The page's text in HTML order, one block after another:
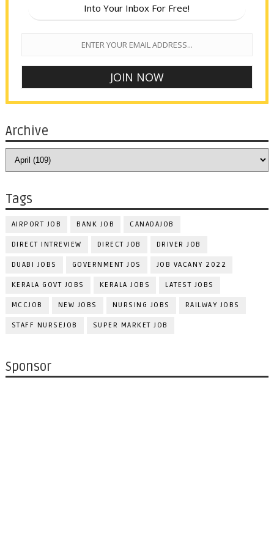
Into Your Inbox For Free!
Archive
Tags
AIRPORT JOB BANK JOB CANADAJOB
DIRECT INTREVIEW DIRECT JOB DRIVER JOB
DUABI JOBS GOVERNMENT JOS JOB VACANY 2022
KERALA GOVT JOBS KERALA JOBS LATEST JOBS
MCCJOB NEW JOBS NURSING JOBS RAILWAY JOBS
STAFF NURSEJOB SUPER MARKET JOB
Sponsor